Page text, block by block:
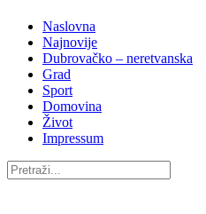
Naslovna
Najnovije
Dubrovačko – neretvanska
Grad
Sport
Domovina
Život
Impressum